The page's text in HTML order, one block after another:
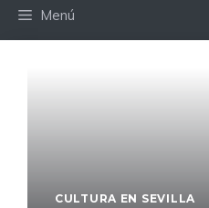
Menú
CULTURA EN SEVILLA